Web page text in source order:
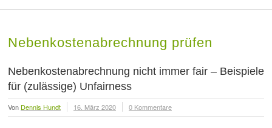
Nebenkostenabrechnung prüfen
Nebenkostenabrechnung nicht immer fair – Beispiele
für (zulässige) Unfairness
Von Dennis Hundt 16. März 2020 0 Kommentare